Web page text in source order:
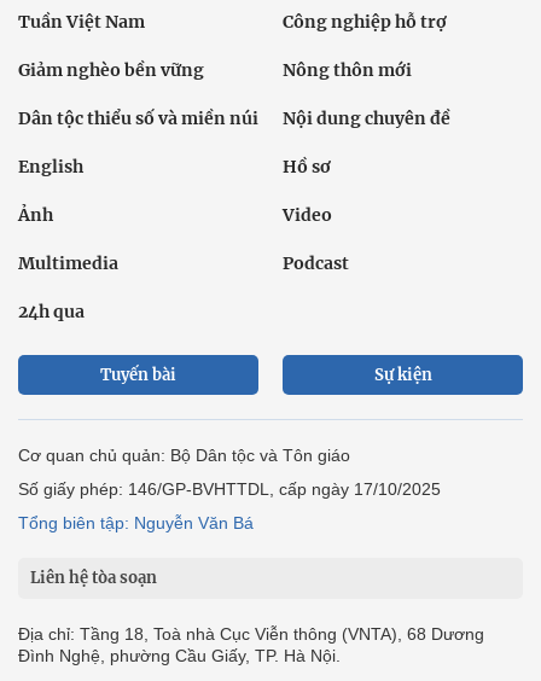
Tuần Việt Nam Công nghiệp hỗ trợ
Giảm nghèo bền vững Nông thôn mới
Dân tộc thiểu số và miền núi Nội dung chuyên đề
English Hồ sơ
Ảnh Video
Multimedia Podcast
24h qua
Tuyến bài Sự kiện
Cơ quan chủ quản: Bộ Dân tộc và Tôn giáo
Số giấy phép: 146/GP-BVHTTDL, cấp ngày 17/10/2025
Tổng biên tập: Nguyễn Văn Bá
Liên hệ tòa soạn
Địa chỉ: Tầng 18, Toà nhà Cục Viễn thông (VNTA), 68 Dương
Đình Nghệ, phường Cầu Giấy, TP. Hà Nội.